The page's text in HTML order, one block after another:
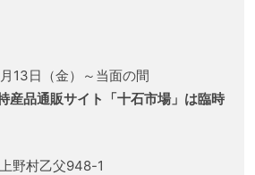
13日（金）～当面の間
産品通販サイト「十石市場」は臨時
野村乙父948-1